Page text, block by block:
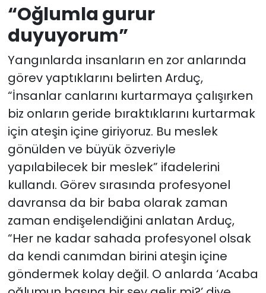
“Oğlumla gurur
duyuyorum”
Yangınlarda insanların en zor anlarında
görev yaptıklarını belirten Arduç,
“İnsanlar canlarını kurtarmaya çalışırken
biz onların geride bıraktıklarını kurtarmak
için ateşin içine giriyoruz. Bu meslek
gönülden ve büyük özveriyle
yapılabilecek bir meslek” ifadelerini
kullandı. Görev sırasında profesyonel
davransa da bir baba olarak zaman
zaman endişelendiğini anlatan Arduç,
“Her ne kadar sahada profesyonel olsak
da kendi canımdan birini ateşin içine
göndermek kolay değil. O anlarda ‘Acaba